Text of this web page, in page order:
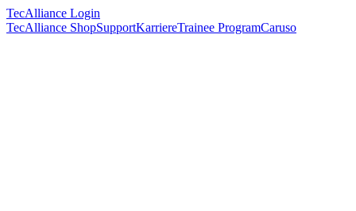
TecAlliance Login
TecAlliance ShopSupportKarriereTrainee ProgramCaruso